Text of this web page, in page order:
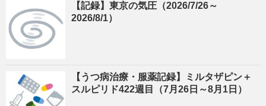
【記録】東京の気圧（2026/7/26～
2026/8/1）
【うつ病治療・服薬記録】ミルタザピン＋
スルピリド422週目（7月26日～8月1日）